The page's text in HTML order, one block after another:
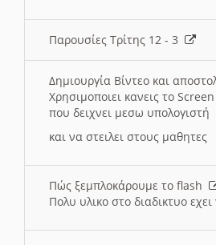
Παρουσίες Τρίτης 12 - 3
Δημιουργία Βίντεο και
Χρησιμοποιει κανεις το
που δειχνει μεσω υπολογιστή
και να στειλει στους μαθητες
Πώς ξεμπλοκάρουμε το flash
Πολυ υλικο στο διαδικτυο